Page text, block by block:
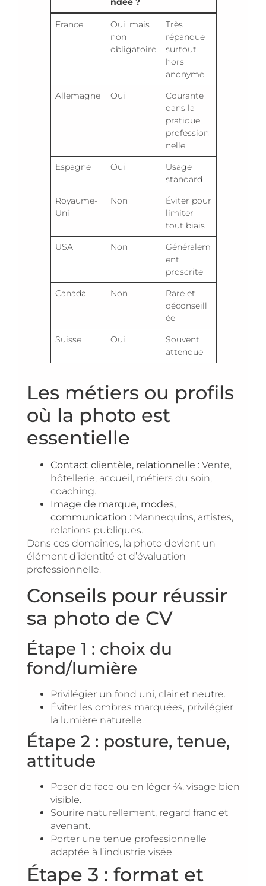
France
Oui, mais
non
obligatoire
Très
répandue
surtout
hors
anonyme
Allemagne
Oui
Courante
dans la
pratique
profession
nelle
Espagne
Oui
Usage
standard
Royaume-
Uni
Non
Éviter pour
limiter
tout biais
USA
Non
Généralem
ent
proscrite
Canada
Non
Rare et
déconseill
ée
Suisse
Oui
Souvent
attendue
Les métiers ou profils
où la photo est
essentielle
Contact clientèle, relationnelle : Vente,
hôtellerie, accueil, métiers du soin,
coaching.
Image de marque, modes,
communication : Mannequins, artistes,
relations publiques.
Dans ces domaines, la photo devient un
élément d’identité et d’évaluation
professionnelle.
Conseils pour réussir
sa photo de CV
Étape 1 : choix du
fond/lumière
Privilégier un fond uni, clair et neutre.
Éviter les ombres marquées, privilégier
la lumière naturelle.
Étape 2 : posture, tenue,
attitude
Poser de face ou en léger ¾, visage bien
visible.
Sourire naturellement, regard franc et
avenant.
Porter une tenue professionnelle
adaptée à l’industrie visée.
Étape 3 : format et